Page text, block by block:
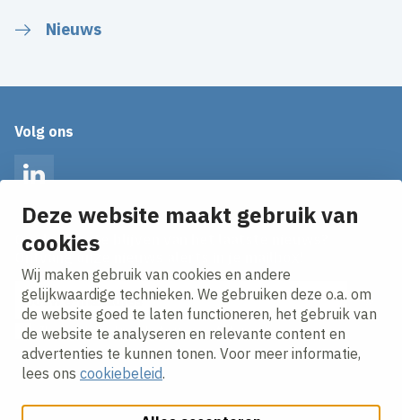
Deze website maakt gebruik van
cookies
Wij maken gebruik van cookies en andere
gelijkwaardige technieken. We gebruiken deze o.a. om
de website goed te laten functioneren, het gebruik van
de website te analyseren en relevante content en
advertenties te kunnen tonen. Voor meer informatie,
lees ons cookiebeleid.
Nieuws
Volg ons
Op de hoogte blijven van het laatste nieuws?
Ontvang onze nieuws alerts in je mailbox!
E-mailadres
Ik ga akkoord met hetprivacy statement.